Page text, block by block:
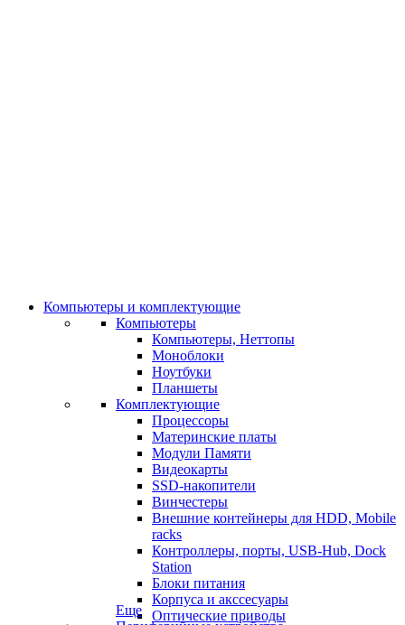
Компьютеры и комплектующие
Компьютеры
Компьютеры, Неттопы
Моноблоки
Ноутбуки
Планшеты
Комплектующие
Процессоры
Материнские платы
Модули Памяти
Видеокарты
SSD-накопители
Винчестеры
Внешние контейнеры для HDD, Mobile
racks
Контроллеры, порты, USB-Hub, Dock
Station
Блоки питания
Корпуса и акссесуары
Оптические приводы
Еще